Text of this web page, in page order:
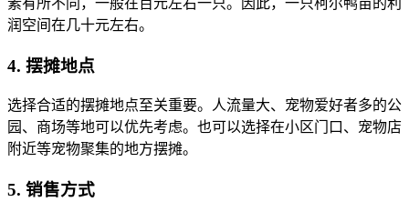
素有所不同，一般在百元左右一只。因此，一只柯尔鸭苗的利
润空间在几十元左右。
4. 摆摊地点
选择合适的摆摊地点至关重要。人流量大、宠物爱好者多的公
园、商场等地可以优先考虑。也可以选择在小区门口、宠物店
附近等宠物聚集的地方摆摊。
5. 销售方式